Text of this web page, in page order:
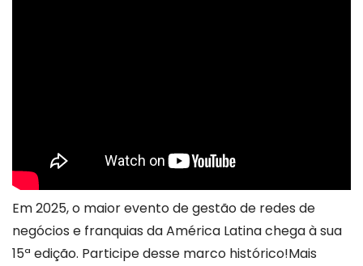
Em 2025, o maior evento de gestão de redes de
negócios e franquias da América Latina chega à sua
15ª edição. Participe desse marco histórico!Mais